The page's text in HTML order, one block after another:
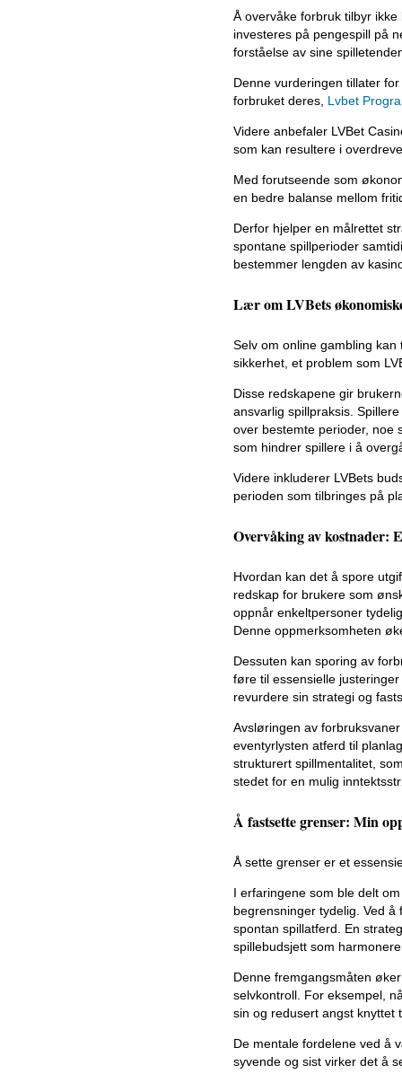
Å overvåke forbruk tilbyr
investeres på pengespill på
forståelse av sine
Denne vurderingen tillater
forbruket deres, Lvbet
Videre anbefaler LVBet
som kan resultere i
Med forutseende som
en bedre balanse mellom
Derfor hjelper en målrettet
spontane spillperioder
bestemmer lengden av
Lær om LVBets
Selv om online gambling
sikkerhet, et problem som
Disse redskapene gir
ansvarlig spillpraksis.
over bestemte perioder, noe
som hindrer spillere i å
Videre inkluderer LVBets
perioden som tilbringes på
Overvåking av kostnader:
Hvordan kan det å spore
redskap for brukere som
oppnår enkeltpersoner
Denne oppmerksomheten
Dessuten kan sporing av
føre til essensielle
revurdere sin strategi og
Avsløringen av
eventyrlysten atferd til
strukturert spillmentalitet,
stedet for en mulig
Å fastsette grenser: Min
Å sette grenser er et
I erfaringene som ble delt
begrensninger tydelig. Ved
spontan spillatferd. En
spillebudsjett som
Denne fremgangsmåten
selvkontroll. For eksempel,
sin og redusert angst knyttet
De mentale fordelene ved å
syvende og sist virker det å